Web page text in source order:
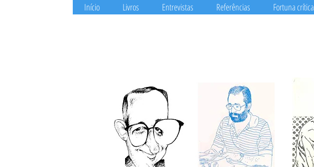
Início Livros Entrevistas Referências Fortuna crítica